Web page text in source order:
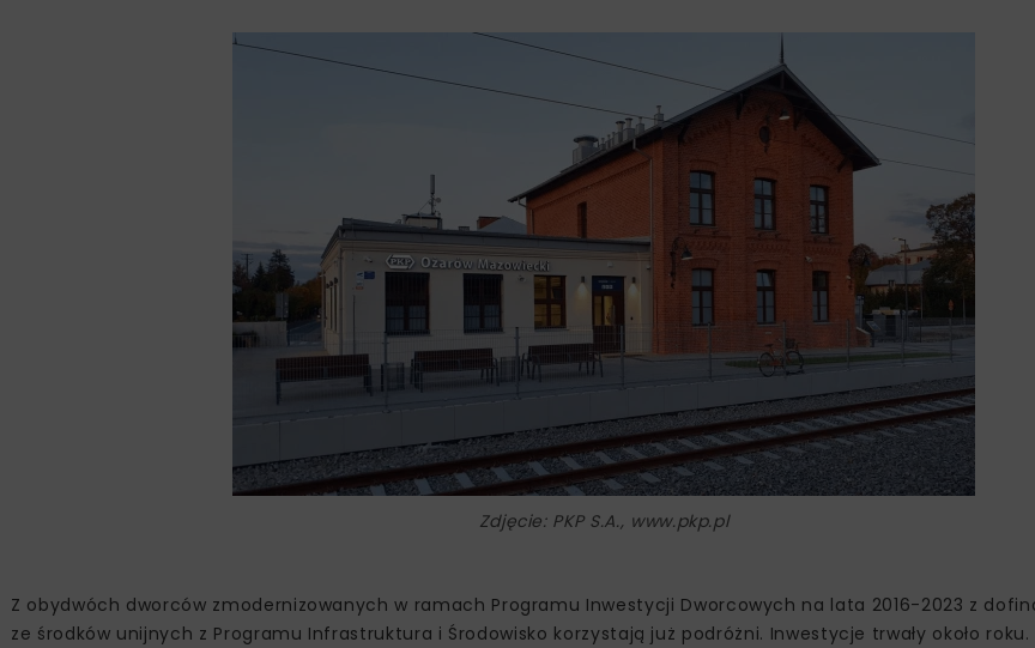
Zdjęcie: PKP S.A., www.pkp.pl
Z obydwóch dworców zmodernizowanych w ramach Programu Inwestycji Dworcowych na lata 2016-2023 z
ze środków unijnych z Programu Infrastruktura i Środowisko korzystają już podróżni. Inwestycje trwały około roku.